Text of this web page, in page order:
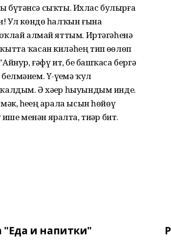
бүтәнсә сыҡты. Ихлас булырға
Ул көндө һалҡын ғына
алмай яттым. Иртәгәһенә
ҡасан киләһең тип өҙөлөп
ғәфү ит, беҙ башҡаса бергә
Үҙ-үҙемә ҡул
Ә хәҙер һыуындым инде.
һеҙҙең арала ысын һөйөү
ише менән яралта, тиҙәр бит.
"Еда и напитки"